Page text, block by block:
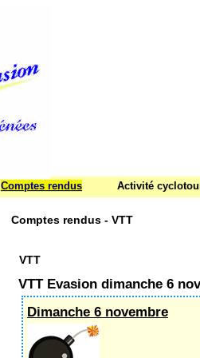
Comptes rendus
Activité
Comptes rendus - VTT
VTT
VTT Evasion dimanche 6
Dimanche 6 novembre